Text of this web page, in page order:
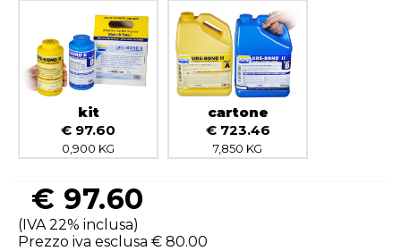
kit
€ 97.60
0,900 KG
cartone
€ 723.46
7,850 KG
€ 97.60
(IVA 22% inclusa)
Prezzo iva esclusa € 80.00